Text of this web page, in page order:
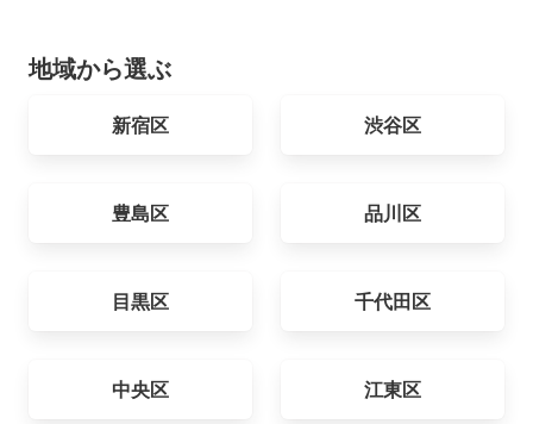
地域から選ぶ
新宿区 渋谷区
豊島区 品川区
目黒区 千代田区
中央区 江東区